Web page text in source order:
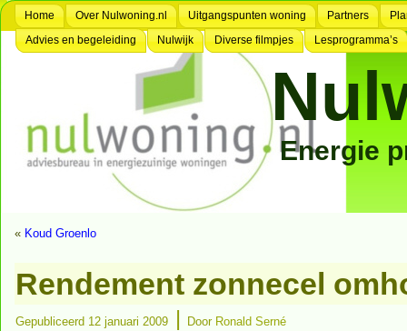
Home Over Nulwoning.nl Uitgangspunten woning Partners
Advies en begeleiding
Nulwijk Diverse filmpjes Lesprogramma’s
Energie
« Koud Groenlo
Rendement zonnecel
Gepubliceerd 12 januari 2009 | Door Ronald Serné